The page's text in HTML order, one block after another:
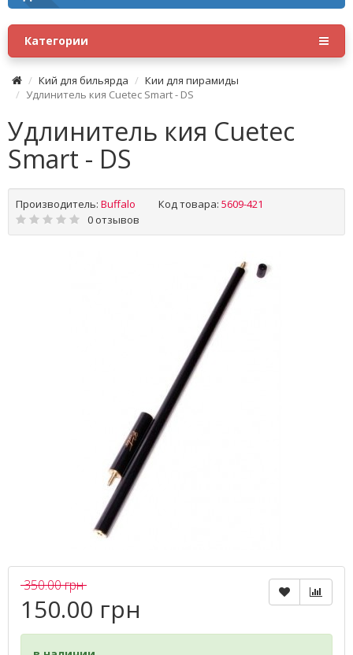
Категории
Кий для бильярда
Кии для пирамиды
Удлинитель кия Cuetec Smart - DS
Удлинитель кия Cuetec
Smart - DS
Производитель: Buffalo Код товара: 5609-421
0 отзывов
350.00 грн
150.00 грн